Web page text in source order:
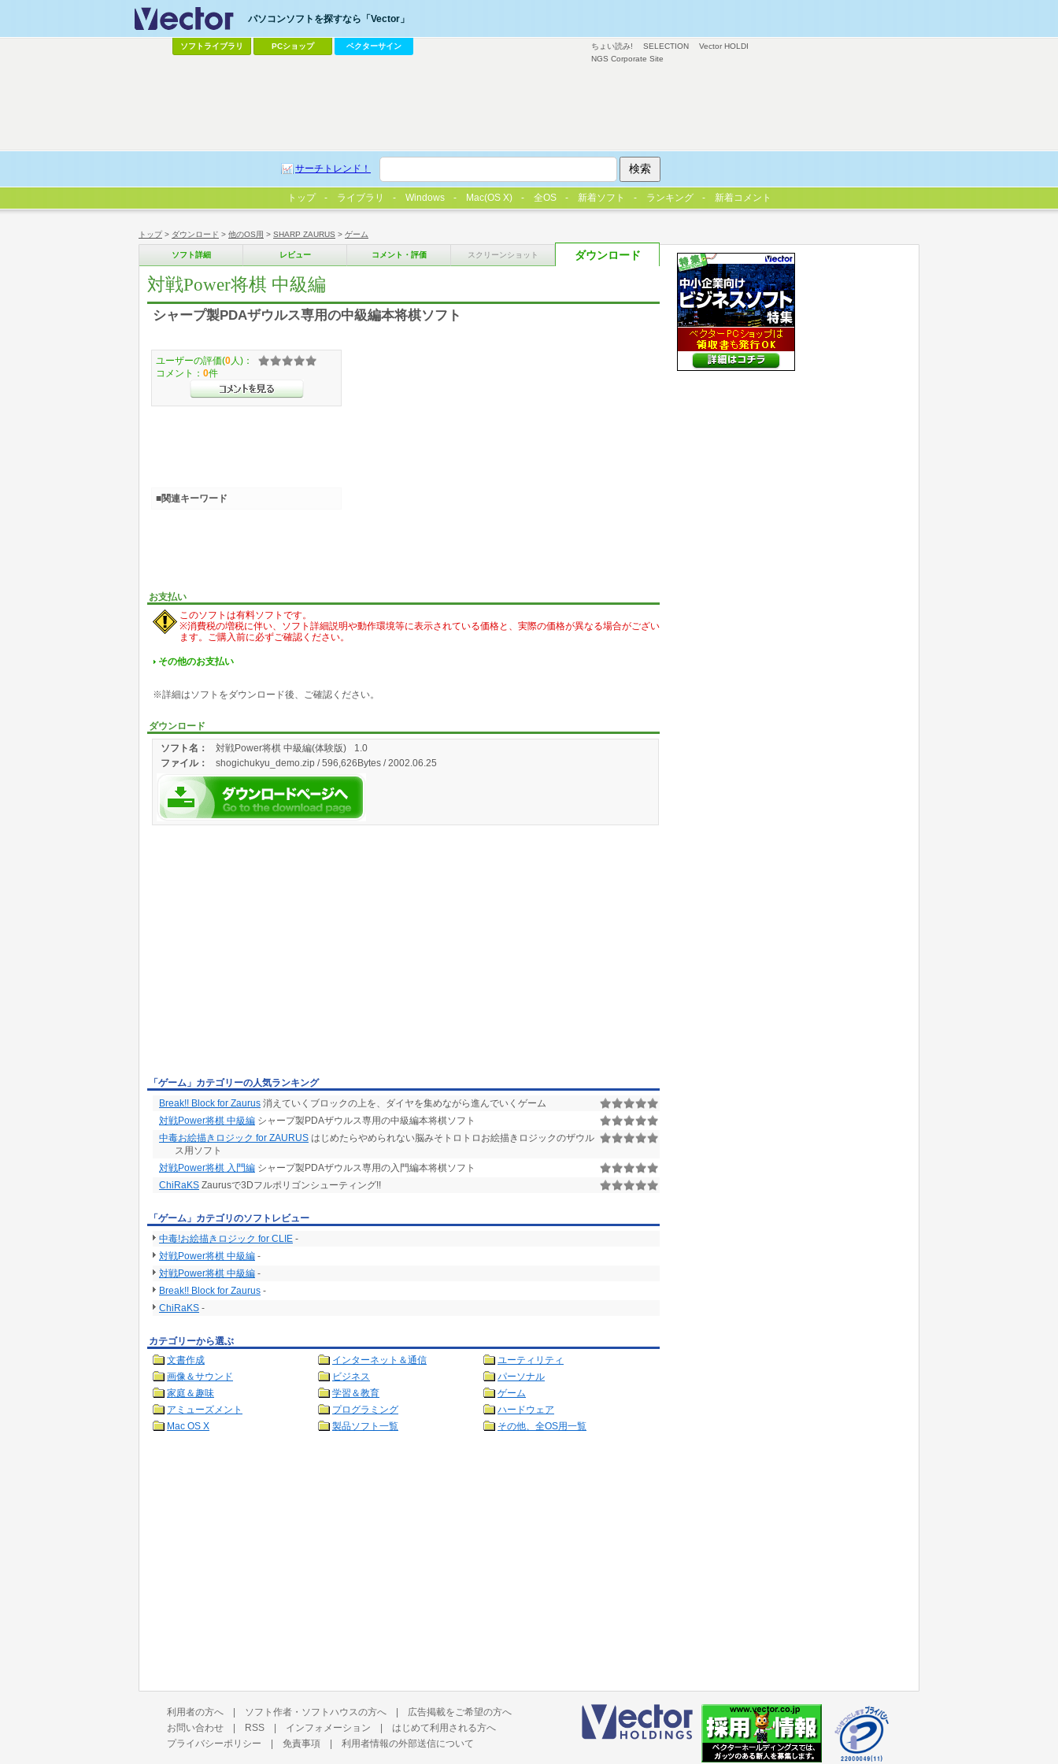
トップ> ダウンロード > 他のOS用 > SHARP ZAURUS > ゲーム
ソフト詳細 レビュー コメント・評価 スクリーンショット ダウンロード
対戦Power将棋 中級編
シャープ製PDAザウルス専用の中級編本将棋ソフト
お支払い
このソフトは有料ソフトです。
※消費税の増税に伴い、ソフト詳細説明や動作環境等に表示されている価格と、実際の価格が異なる場合がござい
ます。ご購入前に必ずご確認ください。
その他のお支払い
※詳細はソフトをダウンロード後、ご確認ください。
ダウンロード
ソフト名：
対戦Power将棋 中級編(体験版) 1.0
ファイル： shogichukyu_demo.zip / 596,626Bytes / 2002.06.25
ユーザーの評価(0 人)：
コメント： 0件
■関連キーワード
「ゲーム」カテゴリーの人気ランキング
Break!! Block for Zaurus 消えていくブロックの上を、ダイヤを集めながら進んでいくゲーム
対戦Power将棋 中級編 シャープ製PDAザウルス専用の中級編本将棋ソフト
中毒お絵描きロジック for ZAURUS はじめたらやめられない脳みそトロトロお絵描きロジックのザウル
ス用ソフト
対戦Power将棋 入門編 シャープ製PDAザウルス専用の入門編本将棋ソフト
ChiRaKS Zaurusで3Dフルポリゴンシューティング!!
「ゲーム」カテゴリのソフトレビュー
中毒!お絵描きロジック for CLIE -
対戦Power将棋 中級編 -
対戦Power将棋 中級編 -
Break!! Block for Zaurus -
ChiRaKS -
カテゴリーから選ぶ
文書作成
インターネット＆通信
ユーティリティ
画像＆サウンド
ビジネス
パーソナル
家庭＆趣味
学習＆教育
ゲーム
アミューズメント
プログラミング
ハードウェア
Mac OS X
製品ソフト一覧 その他、全OS用一覧
ちょい読み! SELECTION
Vector HOLDI
NGS Corporate Site
パソコンソフトを探すなら「Vector」
ソフトライブラリ PCショップ ベクターサイン
サーチトレンド！
トップ ライブラリ Windows Mac(OS X) 全OS 新着ソフト ランキング 新着コメント
利用者の方へ | ソフト作者・ソフトハウスの方へ | 広告掲載をご希望の方へ
お問い合わせ | RSS | インフォメーション | はじめて利用される方へ
プライバシーポリシー | 免責事項 | 利用者情報の外部送信について